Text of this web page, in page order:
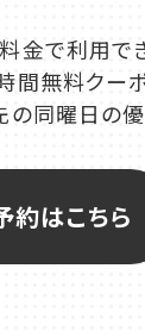
金で利用で
間無料クー
の同曜日の
約はこちら